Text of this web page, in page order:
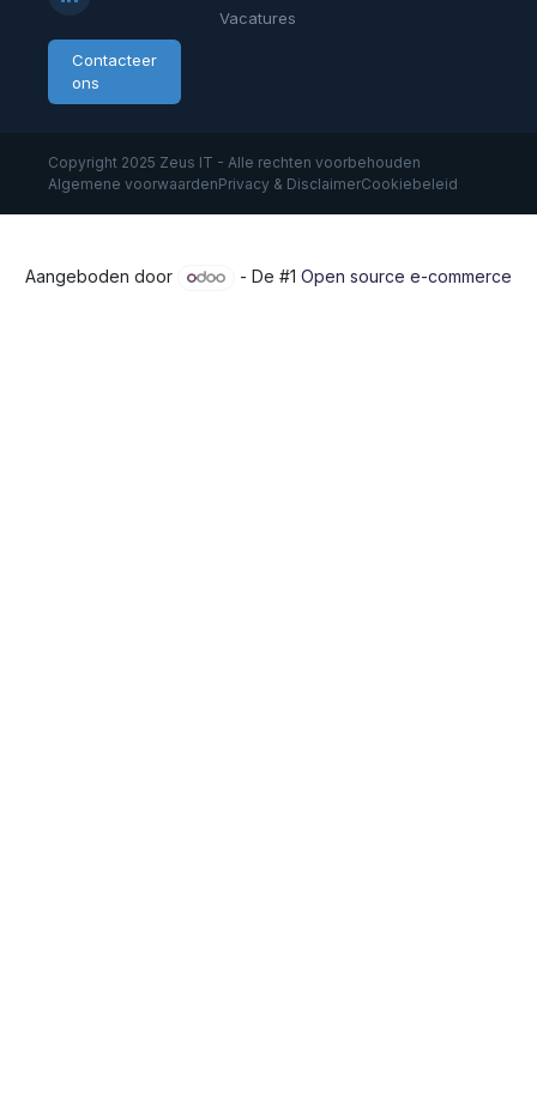
Contacteer
ons
Vacatures
Copyright 2025 Zeus IT - Alle rechten voorbehouden
Algemene voorwaardenPrivacy & DisclaimerCookiebeleid
Aangeboden door - De #1Open source e-commerce